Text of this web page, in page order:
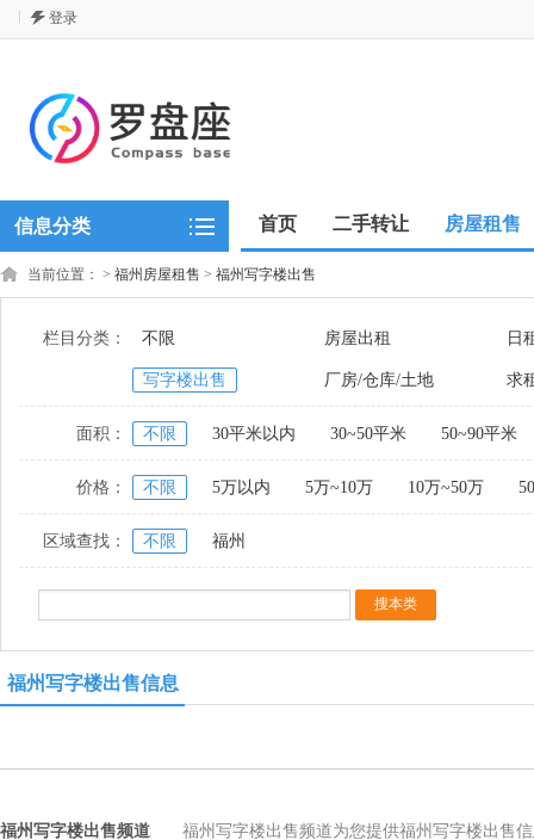
登录
信息分类 首页 二手转让 房屋租售
当前位置： > 福州房屋租售 > 福州写字楼出售
栏目分类： 不限 房屋出租 日
写字楼出售 厂房/仓库/土地 求
面积： 不限 30平米以内 30~50平米 50~90平米
价格： 不限 5万以内 5万~10万 10万~50万
区域查找： 不限 福州
福州写字楼出售信息
福州写字楼出售频道 福州写字楼出售频道为您提供福州写字楼出售